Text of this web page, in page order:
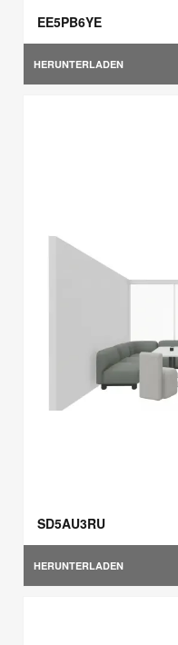
EE5PB6YE
HERUNTERLADEN
SD5AU3RU
HERUNTERLADEN